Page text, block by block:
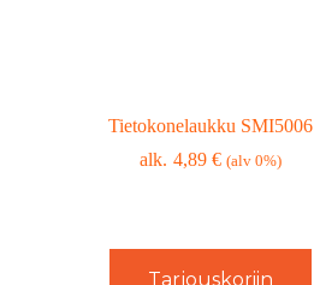
Tietokonelaukku SMI5006
4,89 € (alv 0%)
Tarjouskoriin